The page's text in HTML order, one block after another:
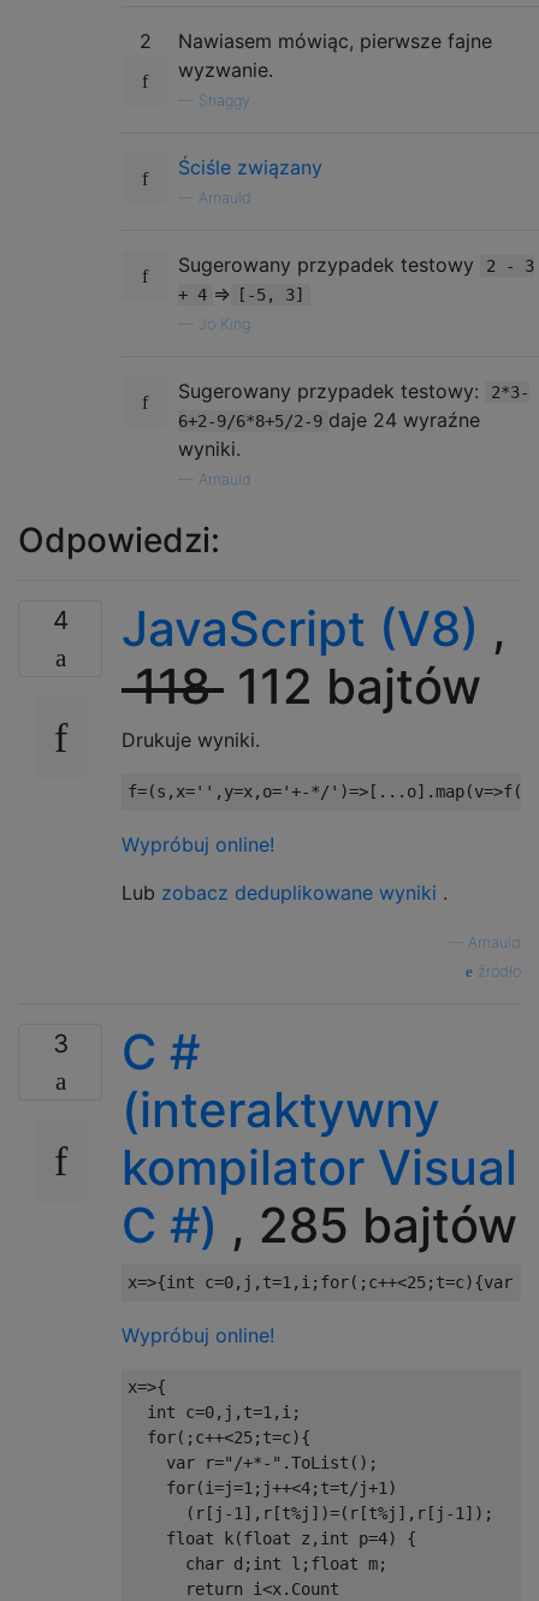
2
Nawiasem mówiąc, pierwsze fajne
wyzwanie.
Shaggy
Ściśle związany
Arnauld
Sugerowany przypadek testowy
2 - 3
+ 4 => [-5, 3]
Jo King
Sugerowany przypadek testowy:
2*3-
6+2-9/6*8+5/2-9 daje 24 wyraźne
wyniki.
Arnauld
Odpowiedzi:
4 JavaScript (V8) ,
118 112 bajtów
Drukuje wyniki.
f=(s , x='' , y=x, o='+-*/' )=>[... o].map(v=>f(
Wypróbuj online!
Lub zobacz deduplikowane wyniki .
Arnauld
źródło
3
C #
(interaktywny
kompilator Visual
C #) , 285 bajtów
x=>{int c=0, j , t=1 , i ; for(; c++<25; t=c){var
Wypróbuj online!
x=>{
int c=0, j , t=1 , i ;
for(; c++<25; t=c){
var r="/+*-" .ToList ();
for(i=j=1 ; j++<4; t=t/j+1 )
( r [ j -1 ], r [t%j ])=( r [t%j ], r [ j -1 ]);
float k(float z , int p=4)
{
char d ; int l ; float m;
return i<x. Count